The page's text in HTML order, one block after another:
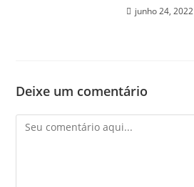
junho 24, 2022
Deixe um comentário